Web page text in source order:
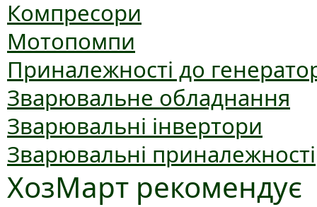
Компресори
Мотопомпи
Приналежності до
Зварювальне обладнання
Зварювальні інвертори
Зварювальні приналежності
ХозМарт рекомендує